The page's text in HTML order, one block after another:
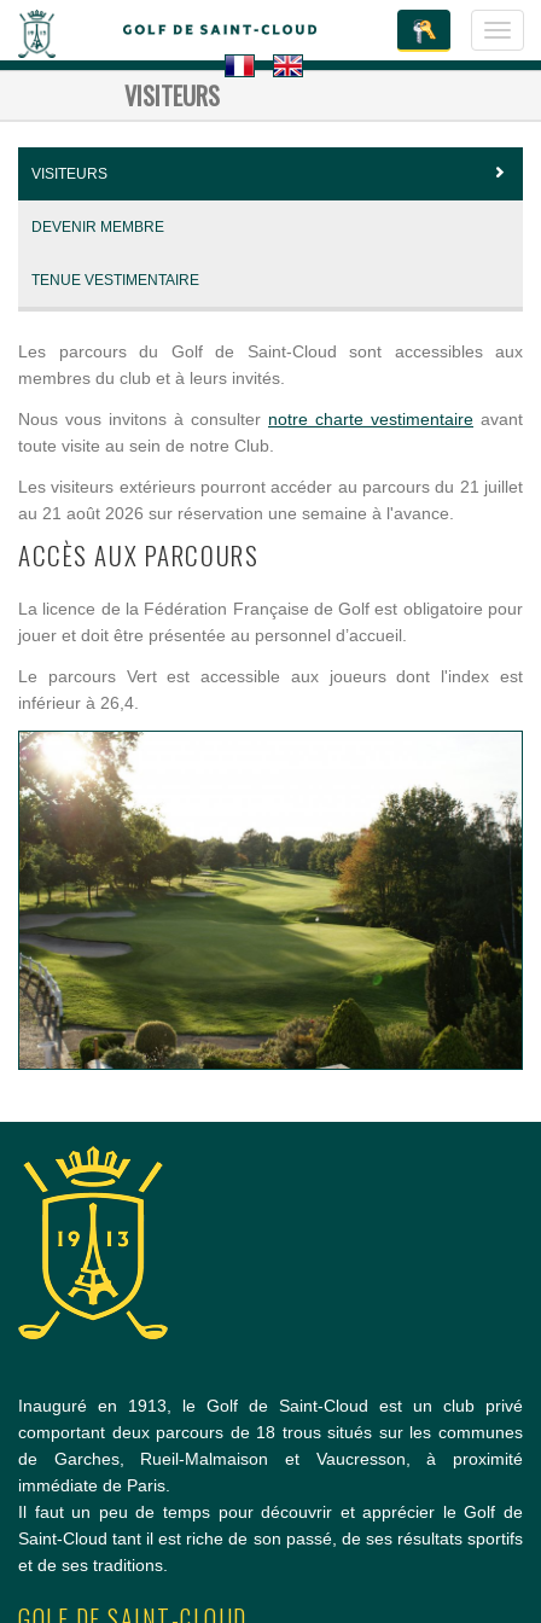
VISITEURS
VISITEURS
DEVENIR MEMBRE
TENUE VESTIMENTAIRE
Les parcours du Golf de Saint-Cloud sont accessibles aux
membres du club et à leurs invités.
Nous vous invitons à consulter notre charte vestimentaire avant
toute visite au sein de notre Club.
Les visiteurs extérieurs pourront accéder au parcours du 21 juillet
au 21 août 2026 sur réservation une semaine à l'avance.
ACCÈS AUX PARCOURS
La licence de la Fédération Française de Golf est obligatoire pour
jouer et doit être présentée au personnel d’accueil.
Le parcours Vert est accessible aux joueurs dont l'index est
inférieur à 26,4.
Inauguré en 1913, le Golf de Saint-Cloud est un club privé
comportant deux parcours de 18 trous situés sur les communes
de Garches, Rueil-Malmaison et Vaucresson, à proximité
immédiate de Paris.
Il faut un peu de temps pour découvrir et apprécier le Golf de
Saint-Cloud tant il est riche de son passé, de ses résultats sportifs
et de ses traditions.